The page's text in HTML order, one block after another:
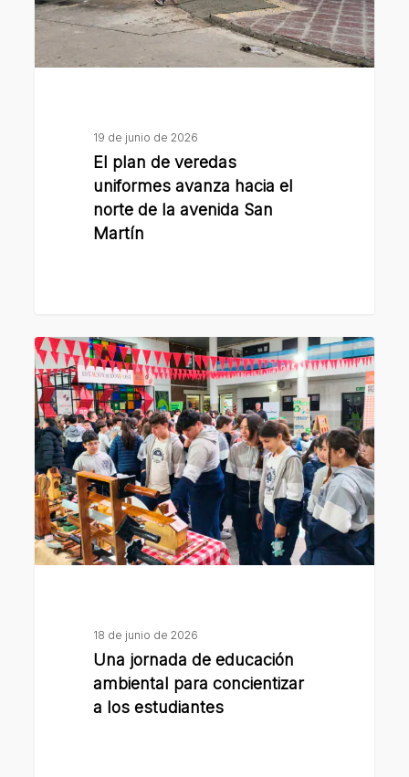
hacia
el
norte
19 de junio de 2026
El plan de veredas
uniformes avanza hacia el
norte de la avenida San
Martín
Una
jornada
de
educación
ambiental
para
concientizar
a
los
18 de junio de 2026
Una jornada de educación
ambiental para concientizar
a los estudiantes